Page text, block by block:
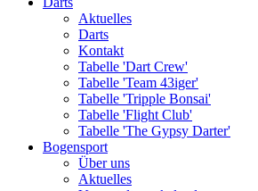
Aktuelles
Darts
Kontakt
Tabelle 'Dart Crew'
Tabelle 'Team 43iger'
Tabelle 'Tripple Bonsai'
Tabelle 'Flight Club'
Tabelle 'The Gypsy Darter'
Bogensport
Über uns
Aktuelles